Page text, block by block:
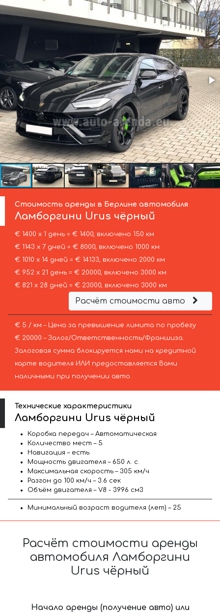
Стоимость аренды в Берлине автомобиля
Ламборгини Urus чёрный
€ 1400 х 1 день = € 1400, включено 150 км
€ 1143 х 7 дней = € 8000, включено 1000 км
€ 1010 х 14 дней = € 14133, включено 2000 км
€ 952 х 21 день = € 20000, включено 3000 км
€ 821 х 28 дней = € 23000, включено 3000 км
Расчёт стоимости авто
€ 5 / км – Цена за превышение лимита по пробегу
€ 20000 – Залог/Ответственность/Франшиза.
Залоговая сумма блокируется нами на кредитной
карте водителя ИЛИ предоставляется Вами
наличными при получении авто.
Технические характеристики
Ламборгини Urus чёрный
Коробка передач – Автоматическая
Количество мест – 5
Навигация – есть
Мощность двигателя – 650 л. с.
Максимальная скорость – 305 км/ч
Разгон до 100 км/ч – 3.6 сек
Объём двигателя – V8 - 3996 см3
Минимальный возраст водителя (лет) – 25
Расчёт стоимости аренды
автомобиля Ламборгини
Urus чёрный
Начало аренды (получение авто) или